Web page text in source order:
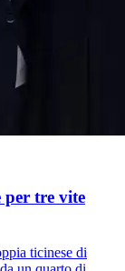
per tre vite
ticinese di